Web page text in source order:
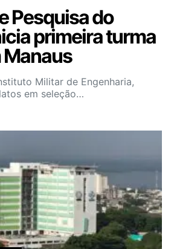
Pesquisa do
primeira turma
Manaus
Militar de Engenharia,
em seleção…